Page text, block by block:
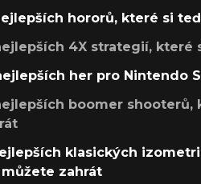
hororů, které si
4X strategií, které
her pro Nintendo
boomer shooterů,
klasických
zahrát